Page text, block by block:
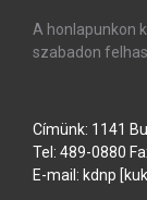
A honlapunkon
szabadon
Címünk: 1141
Tel: 489-0880
E-mail: kdnp